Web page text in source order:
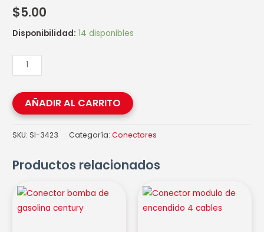
$5.00
Disponibilidad: 14 disponibles
AÑADIR AL CARRITO
SKU: SI-3423 Categoría:Conectores
Productos relacionados
Conector
bomba
Conector
modulo